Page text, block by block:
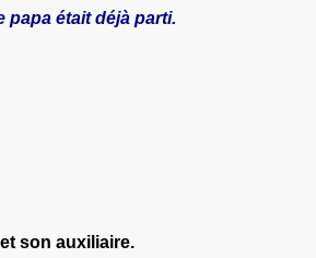
papa était déjà parti.
son auxiliaire.